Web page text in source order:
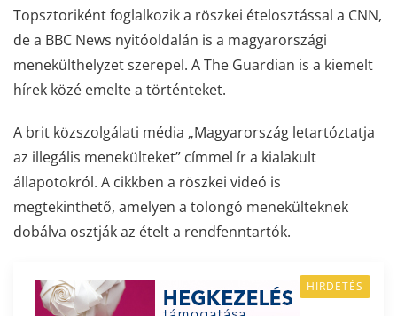
Topsztoriként foglalkozik a röszkei ételosztással a CNN,
de a BBC News nyitóoldalán is a magyarországi
menekülthelyzet szerepel. A The Guardian is a kiemelt
hírek közé emelte a történteket.
A brit közszolgálati média „Magyarország letartóztatja
az illegális menekülteket” címmel ír a kialakult
állapotokról. A cikkben a röszkei videó is
megtekinthető, amelyen a tolongó menekülteknek
dobálva osztják az ételt a rendfenntartók.
HIRDETÉS